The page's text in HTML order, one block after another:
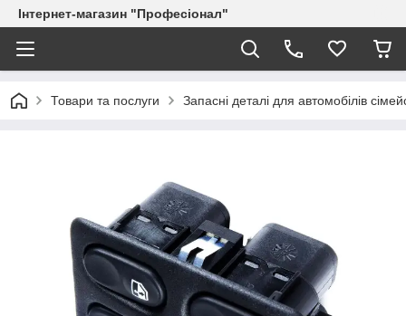
Інтернет-магазин "Професіонал"
Товари та послуги Запасні деталі для автомобілів